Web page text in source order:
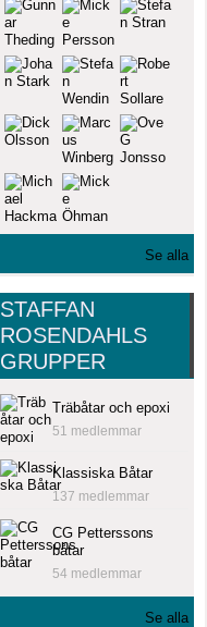
Se alla
STAFFAN
ROSENDAHLS
GRUPPER
Träbåtar och epoxi
51 medlemmar
Klassiska Båtar
137 medlemmar
CG Petterssons
båtar
54 medlemmar
Se alla